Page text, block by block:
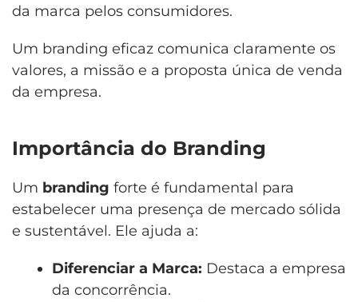
da marca pelos consumidores.
Um branding eficaz comunica claramente os
valores, a missão e a proposta única de venda
da empresa.
Importância do Branding
Um branding forte é fundamental para
estabelecer uma presença de mercado sólida
e sustentável. Ele ajuda a:
Diferenciar a Marca: Destaca a empresa
da concorrência.